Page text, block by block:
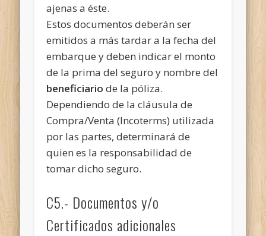
ajenas a éste.
Estos documentos deberán ser
emitidos a más tardar a la fecha del
embarque y deben indicar el monto
de la prima del seguro y nombre del
beneficiario de la póliza.
Dependiendo de la cláusula de
Compra/Venta (Incoterms) utilizada
por las partes, determinará de
quien es la responsabilidad de
tomar dicho seguro.
C5.- Documentos y/o
Certificados adicionales